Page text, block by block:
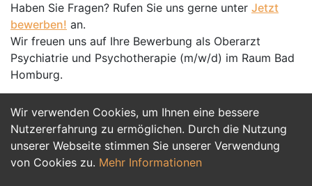
Wir verwenden Cookies, um Ihnen eine bessere
Nutzererfahrung zu ermöglichen. Durch die Nutzung
unserer Webseite stimmen Sie unserer Verwendung
von Cookies zu. Mehr Informationen
Haben Sie Fragen? Rufen Sie uns gerne unter Jetzt
bewerben! an.
Wir freuen uns auf Ihre Bewerbung als Oberarzt
Psychiatrie und Psychotherapie (m/w/d) im Raum Bad
Homburg.
Jetzt Bewerben